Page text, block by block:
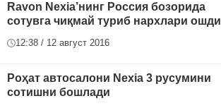
Ravon Nexia’нинг Россия бозорида
сотувга чиқмай туриб нархлари ошди
12:38 / 12 август 2016
Роҳат автосалони Nexia 3 русумини
сотишни бошлади